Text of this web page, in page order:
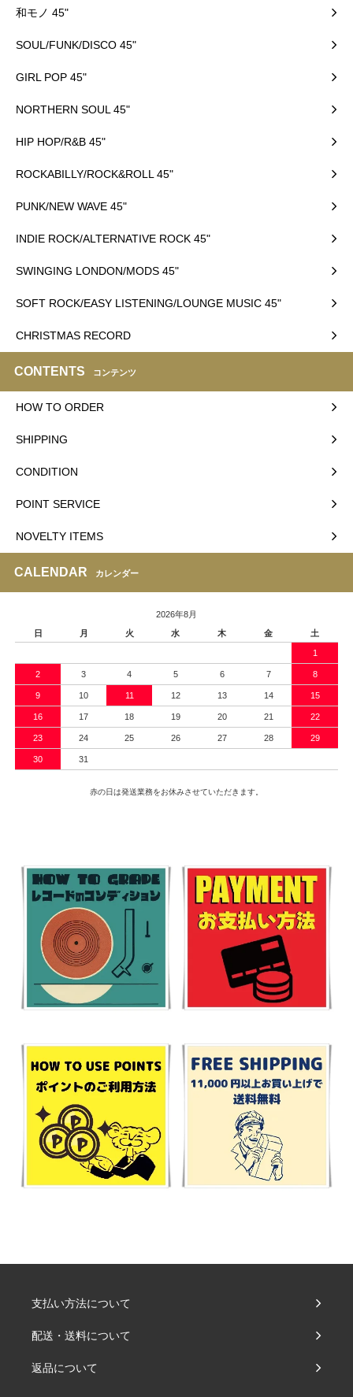
和モノ 45"
SOUL/FUNK/DISCO 45"
GIRL POP 45"
NORTHERN SOUL 45"
HIP HOP/R&B 45"
ROCKABILLY/ROCK&ROLL 45"
PUNK/NEW WAVE 45"
INDIE ROCK/ALTERNATIVE ROCK 45"
SWINGING LONDON/MODS 45"
SOFT ROCK/EASY LISTENING/LOUNGE MUSIC 45"
CHRISTMAS RECORD
CONTENTS コンテンツ
HOW TO ORDER
SHIPPING
CONDITION
POINT SERVICE
NOVELTY ITEMS
CALENDAR カレンダー
2026年8月
日
月 火 水 木 金 土
1
2 3 4 5 6 7 8
9 10 11 12 13 14 15
16 17 18 19 20 21 22
23 24 25 26 27 28 29
30 31
赤の日は発送業務をお休みさせていただきます。
支払い方法について
配送・送料について
返品について